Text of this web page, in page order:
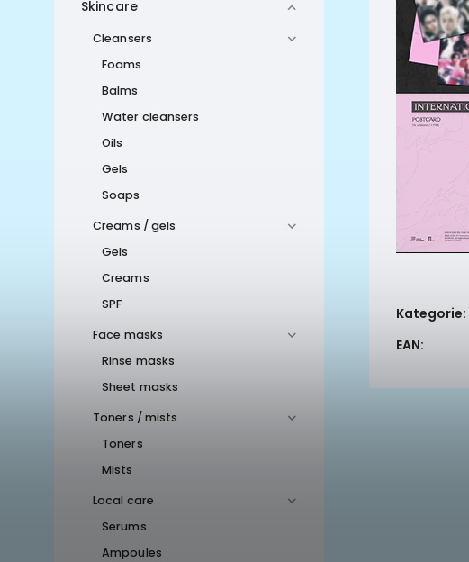
Skincare
Cleansers
Foams
Balms
Water cleansers
Oils
Gels
Soaps
Creams / gels
Gels
Creams
SPF
Face masks
Rinse masks
Sheet masks
Toners / mists
Toners
Mists
Local care
Serums
Ampoules
Kategorie:
EAN: